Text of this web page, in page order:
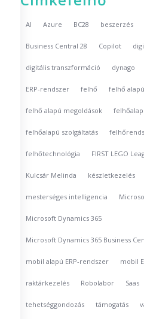
AI Azure BC28 beszerzés
Business Central 28 Copilot
digitális transzformáció dynago
ERP-rendszer felhő felhő
felhő alapú megoldások
felhőalapú szolgáltatás
felhőtechnológia FIRST LEGO
Kulcsár Melinda készletkezelés
mesterséges intelligencia
Microsoft Dynamics 365
Microsoft Dynamics 365 Business
mobil alapú ERP-rendszer mobil
raktárkezelés Robolabor Saas
tehetséggondozás támogatás